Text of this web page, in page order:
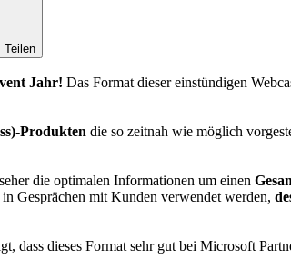
Teilen
Jahr! Das Format dieser einstündigen
Produkten die so zeitnah wie möglich
die optimalen Informationen um einen
Gesprächen mit Kunden verwendet werden,
dass dieses Format sehr gut bei Microsoft